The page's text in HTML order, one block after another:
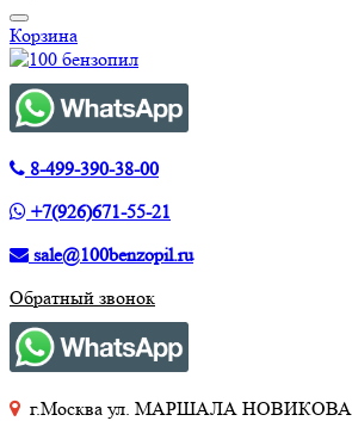
Корзина
8-499-390-38-00
+7(926)671-55-21
sale@100benzopil.ru
Обратный звонок
г.Москва ул. МАРШАЛА НОВИКОВА